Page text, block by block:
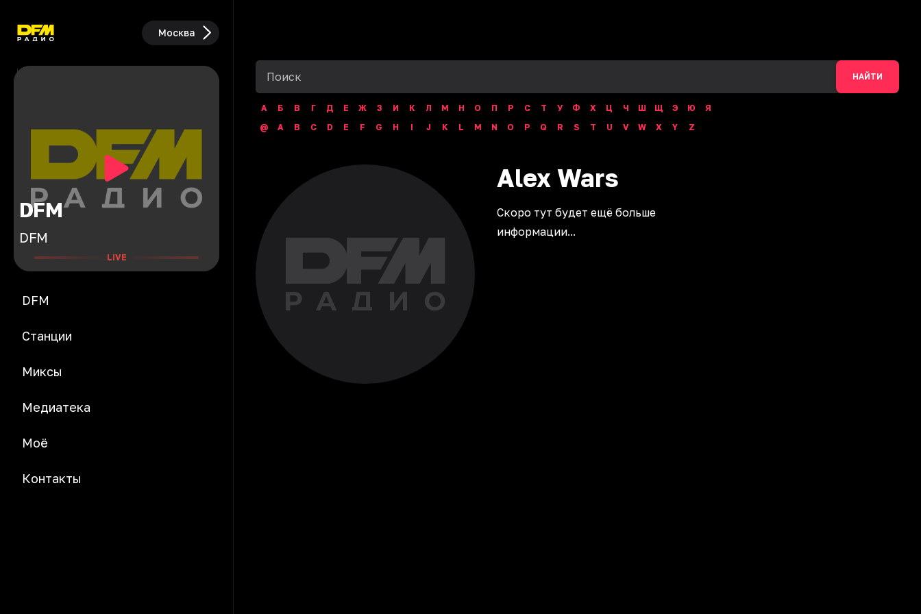
Москва
DFM
DFM
LIVE
DFM
Станции
Миксы
Медиатека
Моё
Контакты
НАЙТИ
А Б В Г Д Е Ж З И К Л М Н О П Р С Т У Ф Х Ц Ч Ш Щ Э Ю
Я
@
A B C D E F G H I J K L M N O P Q R S T U V W X Y Z
Alex Wars
Скоро тут будет ещё больше
информации...